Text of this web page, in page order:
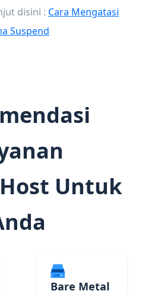
disini : Cara Mengatasi
Suspend
Untuk
Bare Metal